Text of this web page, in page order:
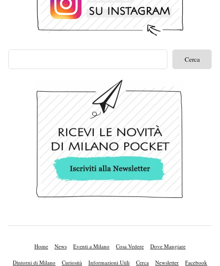
Home News Eventi a Milano Cosa Vedere Dove Mangiare
Dintorni di Milano Curiosità Informazioni Utili Cerca Newsletter Facebook